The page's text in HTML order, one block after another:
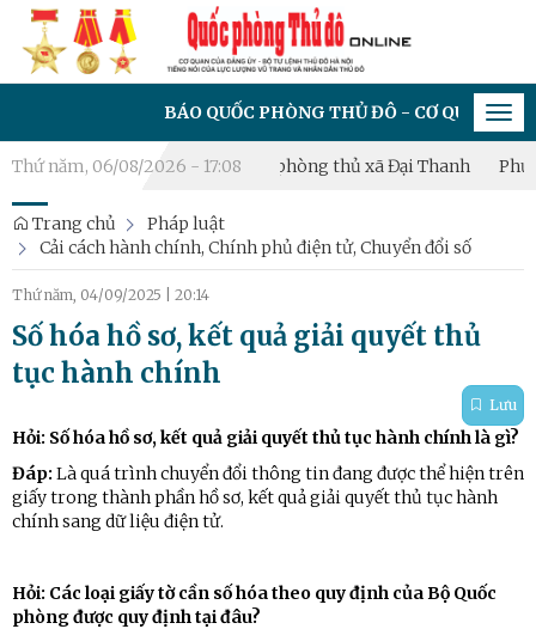
BÁO QUỐC PHÒNG THỦ ĐÔ - CƠ QUAN CỦA
Thứ năm, 06/08/2026 - 17:08
Khai mạc diễn tập chiến đấu phòng thủ xã Đại Thanh Phường
Trang chủ
Pháp luật
Cải cách hành chính, Chính phủ điện tử, Chuyển đổi số
Thứ năm, 04/09/2025 20:14
Số hóa hồ sơ, kết quả giải quyết thủ
tục hành chính
Lưu
Hỏi: Số hóa hồ sơ, kết quả giải quyết thủ tục hành chính là gì?
Đáp: Là quá trình chuyển đổi thông tin đang được thể hiện trên
giấy trong thành phần hồ sơ, kết quả giải quyết thủ tục hành
chính sang dữ liệu điện tử.
Hỏi: Các loại giấy tờ cần số hóa theo quy định của Bộ Quốc
phòng được quy định tại đâu?